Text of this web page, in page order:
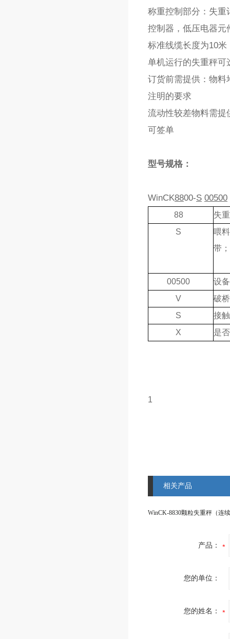
称重控制部分：失重
控制器，低压电器元
标准线缆长度为10
单机运行的失重秤可
订货前需提供：物料
注明的要求
流动性较差物料需提
可签单
型号规格：
WinCK8800-S 00500
88
失
S
喂
带
00500
设
V
破
S
接
X
是
1
相关产品
WinCK-8830颗粒失重秤（连
产品：
您的单位：
您的姓名：